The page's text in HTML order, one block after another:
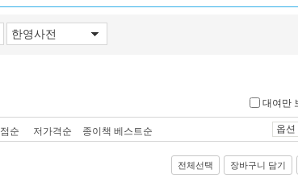
대여만
순 저가격순 종이책 베스트순 옵션
전체선택 장바구니 담기